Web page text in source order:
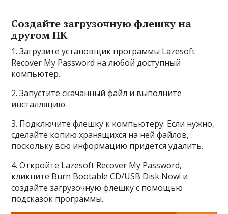
Создайте загрузочную флешку на
другом ПК
1. Загрузите установщик программы Lazesoft
Recover My Password на любой доступный
компьютер.
2. Запустите скачанный файл и выполните
инсталляцию.
3. Подключите флешку к компьютеру. Если нужно,
сделайте копию хранящихся на ней файлов,
поскольку всю информацию придётся удалить.
4. Откройте Lazesoft Recover My Password,
кликните Burn Bootable CD/USB Disk Now! и
создайте загрузочную флешку с помощью
подсказок программы.